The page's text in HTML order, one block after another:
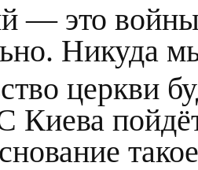
— это
Никуда
церкви
Киева